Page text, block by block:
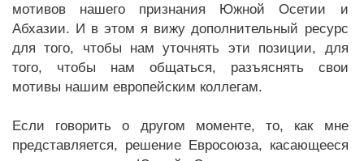
мотивов нашего признания Южной Осетии и
Абхазии. И в этом я вижу дополнительный ресурс
для того, чтобы нам уточнять эти позиции, для
того, чтобы нам общаться, разъяснять свои
мотивы нашим европейским коллегам.
Если говорить о другом моменте, то, как мне
представляется, решение Евросоюза, касающееся